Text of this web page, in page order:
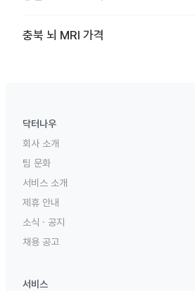
충북 뇌 MRI 가격
닥터나우
회사 소개
팀 문화
서비스 소개
제휴 안내
소식 · 공지
채용 공고
서비스